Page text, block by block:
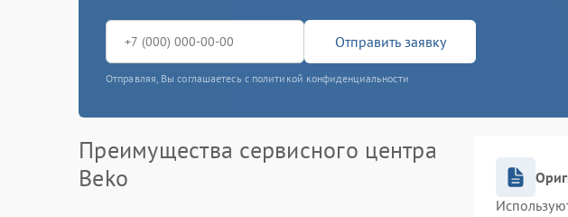
Отправить заявку
Отправляя, Вы соглашаетесь с политикой конфиденциальности
Преимущества сервисного центра
Beko